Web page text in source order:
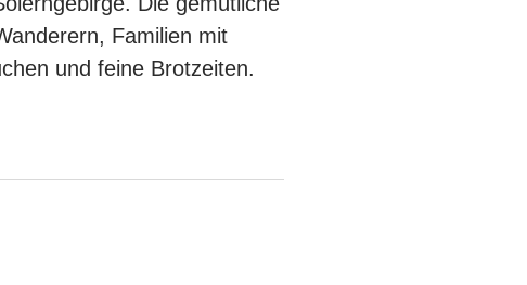
Familien mit
und feine Brotzeiten.